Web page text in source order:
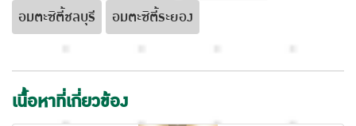
อมตะซิตี้ชลบุรี
อมตะซิตี้ระยอง
เนื้อหาที่เกี่ยวข้อง